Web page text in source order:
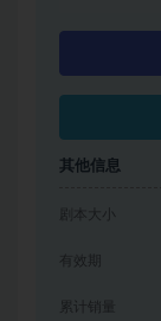
其他信息
剧本大小
有效期
累计销量